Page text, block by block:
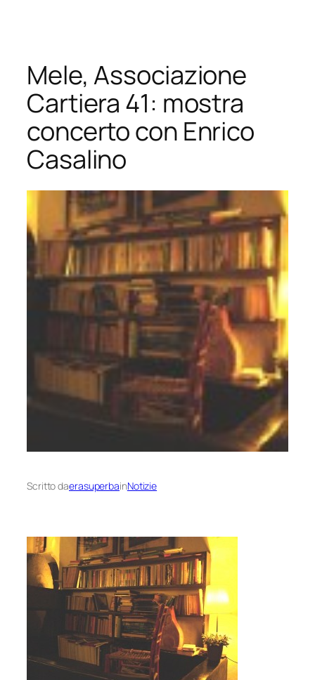
contenuto
Mele, Associazione
Cartiera 41: mostra
concerto con Enrico
Casalino
Scritto daerasuperbainNotizie